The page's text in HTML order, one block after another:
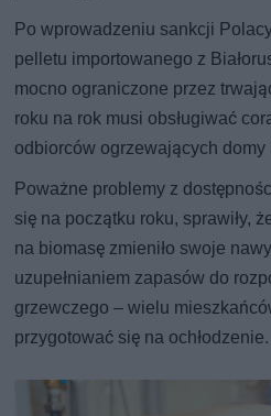
Po wprowadzeniu sankcji
pelletu importowanego z
mocno ograniczone przez
roku na rok musi obsługiwać
odbiorców ogrzewających domy
Poważne problemy z
się na początku roku, sprawiły,
na biomasę zmieniło swoje
uzupełnianiem zapasów do
grzewczego – wielu
przygotować się na ochłodzenie.